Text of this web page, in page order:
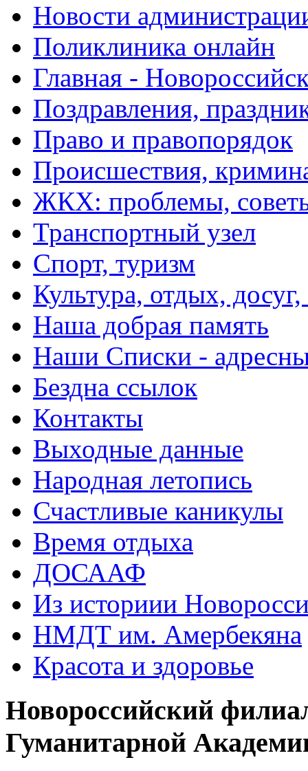
Новости
Поликлиника онлайн
Главная -
Поздравления,
Право и правопорядок
Происшествия,
ЖКХ: проблемы,
Транспортный узел
Спорт, туризм
Культура, отдых,
Наша добрая память
Наши Списки -
Бездна ссылок
Контакты
Выходные данные
Народная летопись
Счастливые каникулы
Время отдыха
ДОСААФ
Из историии
НМДТ им. Амербекяна
Красота и здоровье
Новороссийский
Гуманитарной